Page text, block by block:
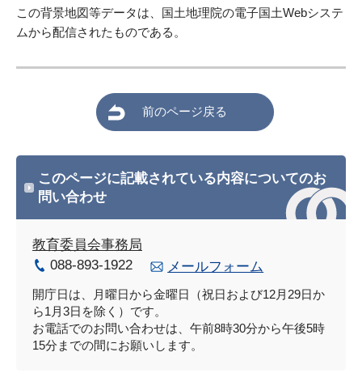
この背景地図等データは、国土地理院の電子国土Webシステ
ムから配信されたものである。
前のページ戻る
このページに記載されている内容についてのお
問い合わせ
教育委員会事務局
088-893-1922
メールフォーム
開庁日は、月曜日から金曜日（祝日および12月29日か
ら1月3日を除く）です。
お電話でのお問い合わせは、午前8時30分から午後5時
15分までの間にお願いします。